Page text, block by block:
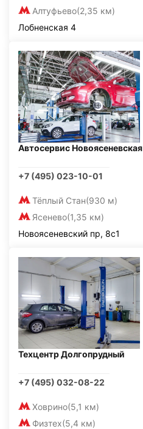
Алтуфьево(2,35 км)
Лобненская 4
Автосервис Новоясеневская
+7 (495) 023-10-01
Тёплый Стан(930 м)
Ясенево(1,35 км)
Новоясеневский пр, 8с1
Техцентр Долгопрудный
+7 (495) 032-08-22
Ховрино(5,1 км)
Физтех(5,4 км)